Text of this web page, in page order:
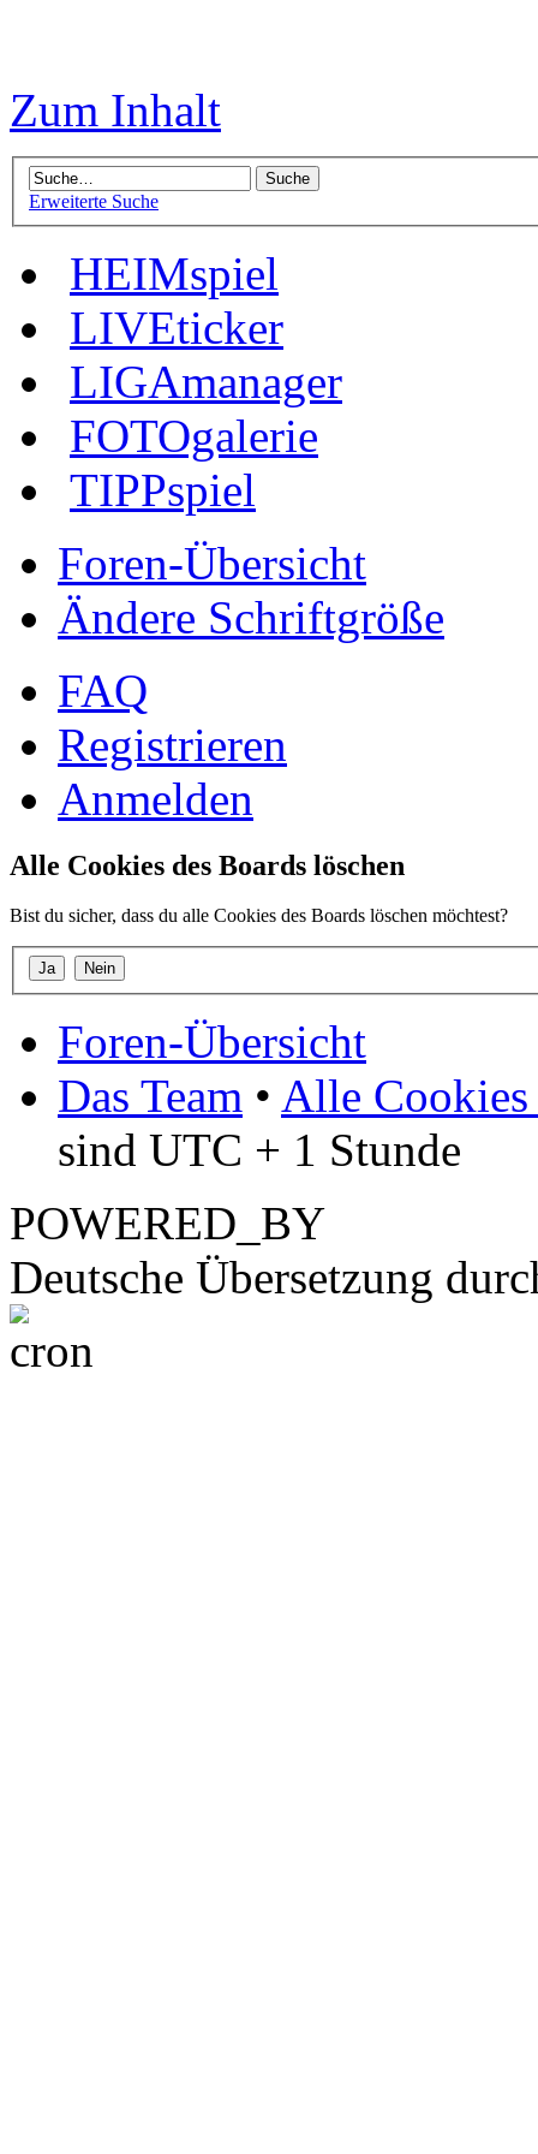
Zum Inhalt
Erweiterte Suche
HEIMspiel
LIVEticker
LIGAmanager
FOTOgalerie
TIPPspiel
Foren-Übersicht
Ändere Schriftgröße
FAQ
Registrieren
Anmelden
Alle Cookies des Boards löschen
Bist du sicher, dass du alle Cookies des Boards löschen möchtest?
Foren-Übersicht
Das Team • Alle Cookies
sind UTC + 1 Stunde
POWERED_BY
Deutsche Übersetzung